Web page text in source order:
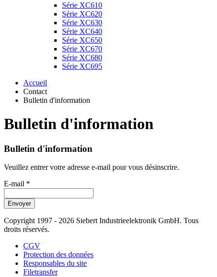
Série XC610
Série XC620
Série XC630
Série XC640
Série XC650
Série XC670
Série XC680
Série XC695
Accueil
Contact
Bulletin d'information
Bulletin d'information
Bulletin d'information
Veuillez entrer votre adresse e-mail pour vous désinscrire.
E-mail *
Envoyer
Copyright 1997 - 2026 Siebert Industrieelektronik GmbH. Tous
droits réservés.
CGV
Protection des données
Responsables du site
Filetransfer